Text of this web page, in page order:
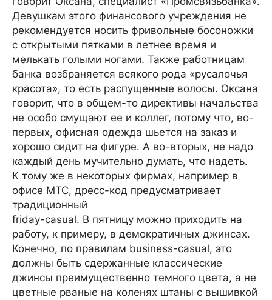
Девушкам этого финансового учреждения не
рекомендуется носить фривольные босоножки
с открытыми пятками в летнее время и
мелькать голыми ногами. Также работницам
банка возбраняется всякого рода «русалочья
красота», то есть распущенные волосы. Оксана
говорит, что в общем-то директивы начальства
не особо смущают ее и коллег, потому что, во-
первых, офисная одежда шьется на заказ и
хорошо сидит на фигуре. А во-вторых, не надо
каждый день мучительно думать, что надеть.
К тому же в некоторых фирмах, например в
офисе МТС, дресс-код предусматривает
традиционный
friday-casual. В пятницу можно приходить на
работу, к примеру, в демократичных джинсах.
Конечно, по правилам business-casual, это
должны быть сдержанные классические
джинсы преимущественно темного цвета, а не
цветные рваные на коленях штаны с вышивкой